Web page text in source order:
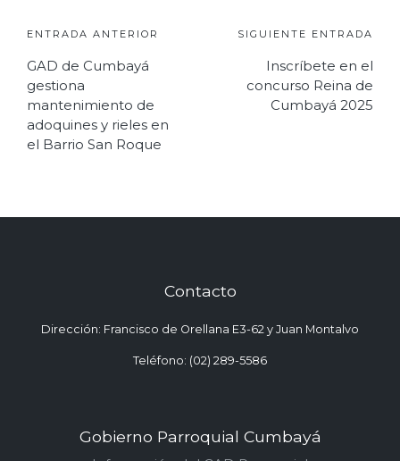
Navegación
de
entradas
ENTRADA ANTERIOR
GAD de Cumbayá
gestiona
mantenimiento de
adoquines y rieles en
el Barrio San Roque
SIGUIENTE ENTRADA
Inscríbete en el
concurso Reina de
Cumbayá 2025
Contacto
Dirección: Francisco de Orellana E3-62 y Juan Montalvo
Teléfono: (02) 289-5586
Gobierno Parroquial Cumbayá